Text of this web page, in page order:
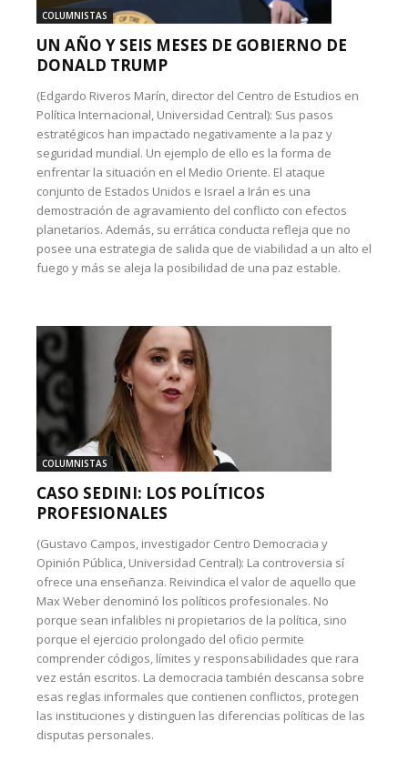
COLUMNISTAS
UN AÑO Y SEIS MESES DE GOBIERNO DE
DONALD TRUMP
(Edgardo Riveros Marín, director del Centro de Estudios en
Política Internacional, Universidad Central): Sus pasos
estratégicos han impactado negativamente a la paz y
seguridad mundial. Un ejemplo de ello es la forma de
enfrentar la situación en el Medio Oriente. El ataque
conjunto de Estados Unidos e Israel a Irán es una
demostración de agravamiento del conflicto con efectos
planetarios. Además, su errática conducta refleja que no
posee una estrategia de salida que de viabilidad a un alto el
fuego y más se aleja la posibilidad de una paz estable.
COLUMNISTAS
CASO SEDINI: LOS POLÍTICOS
PROFESIONALES
(Gustavo Campos, investigador Centro Democracia y
Opinión Pública, Universidad Central): La controversia sí
ofrece una enseñanza. Reivindica el valor de aquello que
Max Weber denominó los políticos profesionales. No
porque sean infalibles ni propietarios de la política, sino
porque el ejercicio prolongado del oficio permite
comprender códigos, límites y responsabilidades que rara
vez están escritos. La democracia también descansa sobre
esas reglas informales que contienen conflictos, protegen
las instituciones y distinguen las diferencias políticas de las
disputas personales.